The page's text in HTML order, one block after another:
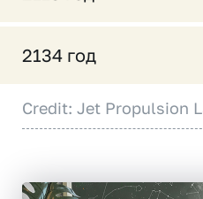
2134 год
Credit: Jet Propulsion